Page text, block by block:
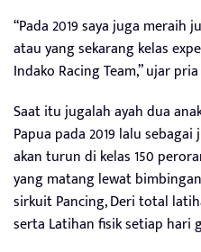
“Pada 2019 saya juga meraih
atau yang sekarang kelas
Indako Racing Team,” ujar
Saat itu jugalah ayah dua
Papua pada 2019 lalu
akan turun di kelas 150
yang matang lewat
sirkuit Pancing, Deri total
serta Latihan fisik setiap hari